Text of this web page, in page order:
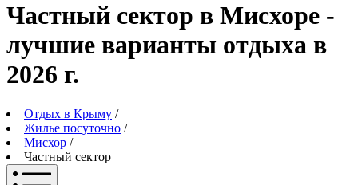
Частный сектор в Мисхоре -
лучшие варианты отдыха в
2026 г.
Отдых в Крыму /
Жилье посуточно /
Мисхор /
Частный сектор